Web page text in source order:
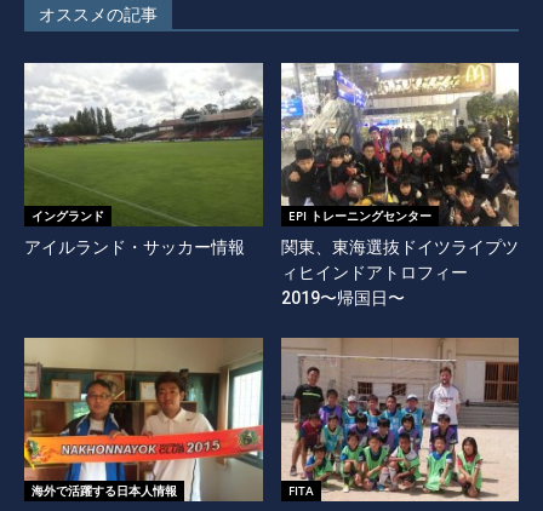
オススメの記事
イングランド
アイルランド・サッカー情報
EPI トレーニングセンター
関東、東海選抜ドイツライプツ
ィヒインドアトロフィー
2019〜帰国日〜
海外で活躍する日本人情報 FITA